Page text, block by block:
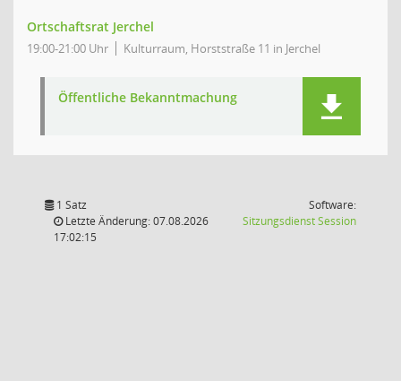
Ortschaftsrat Jerchel
19:00-21:00 Uhr Kulturraum, Horststraße 11 in Jerchel
Öffentliche Bekanntmachung
1 Satz
Letzte Änderung: 07.08.2026
17:02:15
Software:
SitzungsdienstSession(Wird in